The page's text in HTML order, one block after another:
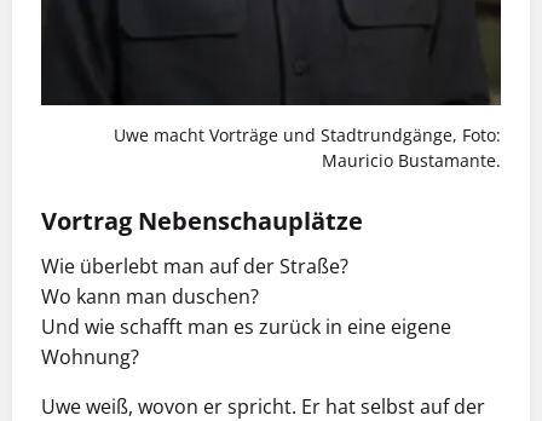
Uwe macht Vorträge und Stadtrundgänge, Foto:
Mauricio Bustamante.
Vortrag Nebenschauplätze
Wie überlebt man auf der Straße?
Wo kann man duschen?
Und wie schafft man es zurück in eine eigene
Wohnung?
Uwe weiß, wovon er spricht. Er hat selbst auf der